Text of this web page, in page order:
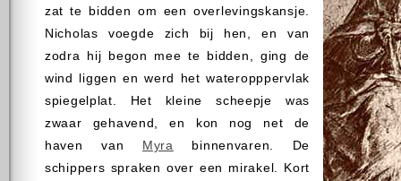
zat te bidden om een overlevingskansje.
Nicholas voegde zich bij hen, en van
zodra hij begon mee te bidden, ging de
wind liggen en werd het wateropppervlak
spiegelplat. Het kleine scheepje was
zwaar gehavend, en kon nog net de
haven van Myra
binnenvaren. De
schippers spraken over een mirakel. Kort